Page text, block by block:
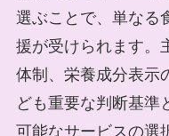
選ぶことで、単なる
援が受けられます。
体制、栄養成分表示
ども重要な判断基準
可能なサービスの選